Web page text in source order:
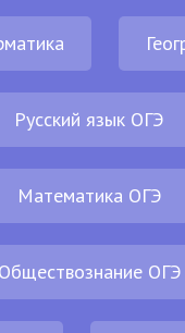
Русский язык ОГЭ
Математика ОГЭ
Обществознание ОГЭ